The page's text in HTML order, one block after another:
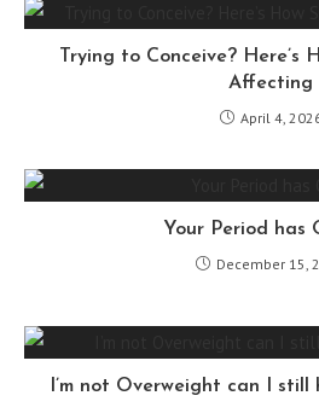
Trying to Conceive? Here’s
Affecting
April 4,
Your Period has
December 15,
I’m not Overweight can I still